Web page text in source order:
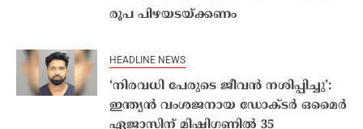
രൂപ പിഴയടയ്ക്കണം
HEADLINE NEWS
‘നിരവധി പേരുടെ ജീവൻ നശിപ്പിച്ചു’:
ഇന്ത്യൻ വംശജനായ ഡോക്ടർ ഒമൈർ
ഏജാസിന് മിഷിഗണിൽ 35